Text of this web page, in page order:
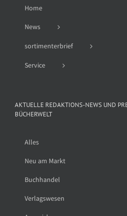
Home
News
sortimenterbrief
Service
AKTUELLE REDAKTIONS-NEWS UND
BÜCHERWELT
Alles
Neu am Markt
Buchhandel
Verlagswesen